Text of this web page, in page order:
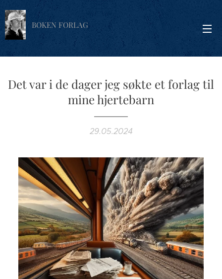
BOKEN FORLAG
Det var i de dager jeg søkte et forlag til
mine hjertebarn
29.05.2024